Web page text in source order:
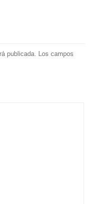
publicada. Los campos